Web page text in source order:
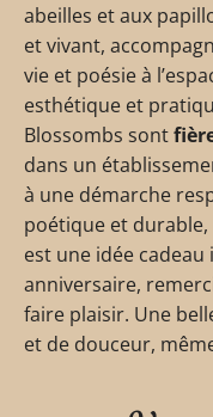
abeilles et aux
et vivant,
vie et poésie à
esthétique et
Blossombs sont
dans un
à une démarche
poétique et
est une idée
anniversaire,
faire plaisir. Une
et de douceur,